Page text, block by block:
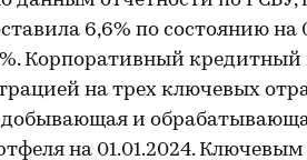
6,6% по состоянию
Корпоративный кредитный
на трех ключевых
добывающая и
на 01.01.2024.